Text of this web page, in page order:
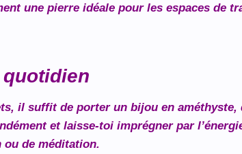
une pierre idéale pour les espaces de
il suffit de porter un bijou en améthyste,
et laisse-toi imprégner par
ou de méditation.